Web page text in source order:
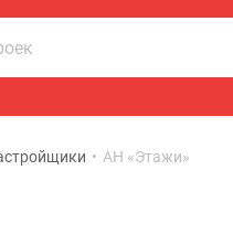
• АН «Этажи»